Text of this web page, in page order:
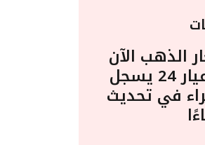
الذهب الآن
في مصر: عيار 24 يسجل
في تحديث